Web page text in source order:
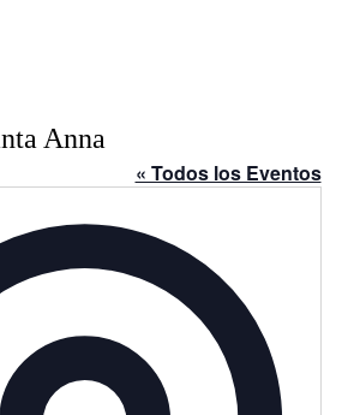
Anna
« Todos los Eventos